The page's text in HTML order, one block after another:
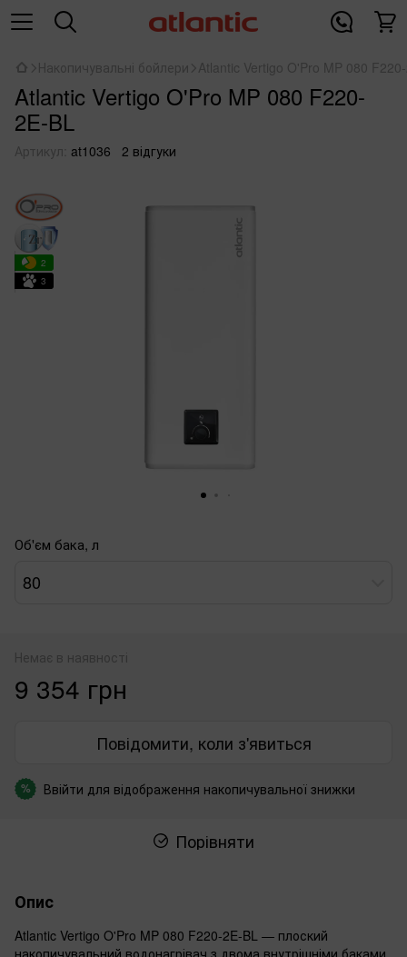
Накопичувальні бойлери Atlantic Vertigo O'Pro MP 080
Atlantic Vertigo O'Pro MP 080 F220-
2E-BL
Артикул: at1036 2 відгуки
2
3
Об'єм бака, л
80
Немає в наявності
9 354 грн
Повідомити, коли з'явиться
% Ввійти для відображення накопичувальної знижки
Порівняти
Опис
Atlantic Vertigo O'Pro MP 080 F220-2E-BL — плоский
накопичувальний водонагрівач з двома внутрішніми баками